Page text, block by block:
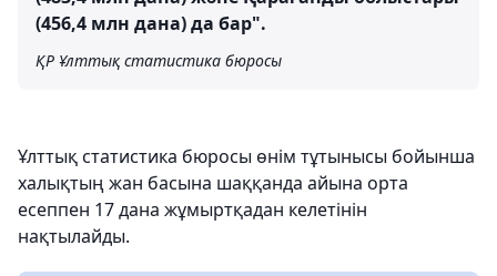
(456,4 млн дана) да бар".
ҚР Ұлттық статистика бюросы
Ұлттық статистика бюросы өнім тұтынысы бойынша
халықтың жан басына шаққанда айына орта
есеппен 17 дана жұмыртқадан келетінін
нақтылайды.